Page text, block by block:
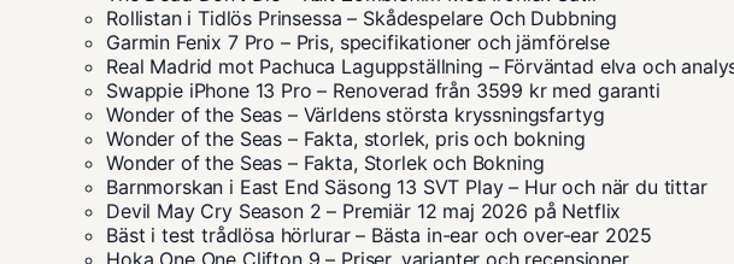
Rollistan i Tidlös Prinsessa – Skådespelare Och Dubbning
Garmin Fenix 7 Pro – Pris, specifikationer och jämförelse
Real Madrid mot Pachuca Laguppställning – Förväntad elva och
Swappie iPhone 13 Pro – Renoverad från 3599 kr med garanti
Wonder of the Seas – Världens största kryssningsfartyg
Wonder of the Seas – Fakta, storlek, pris och bokning
Wonder of the Seas – Fakta, Storlek och Bokning
Barnmorskan i East End Säsong 13 SVT Play – Hur och när du tittar
Devil May Cry Season 2 – Premiär 12 maj 2026 på Netflix
Bäst i test trådlösa hörlurar – Bästa in-ear och over-ear 2025
Hoka One One Clifton 9 – Priser, varianter och recensioner